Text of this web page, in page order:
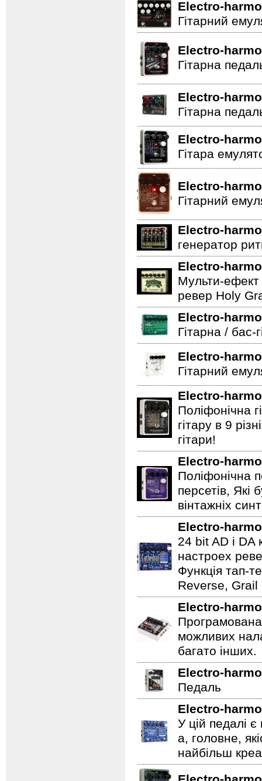
Electro-
Гітарний
Electro-
Гітарна
Electro-
Гітарна
Electro-
Гітара
Electro-
Гітарний
Electro-
генератор
Electro-
Мульти-ефект
ревер Holy
Electro-
Гітарна / бас-
Electro-
Гітарний
Electro-
Поліфонічна
гітару в 9
гітари!
Electro-
Поліфонічна
персетів, Які
вінтажніх
Electro-
24 bit AD і
настроех
Функція тап-
Reverse, Grail
Electro-
можливих
багато інших.
Electro-
Педаль
Electro-
У цій педалі
а, головне,
найбільш